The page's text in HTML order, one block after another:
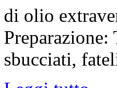
di olio
sbucciati,